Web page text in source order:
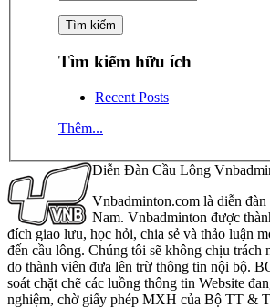
Tìm kiếm hữu ích
Recent Posts
Thêm...
Diễn Đàn Cầu Lông
Vnbadminton.com là diễn
Nam. Vnbadminton được
đích giao lưu, học hỏi, chia sẻ và thảo luận
đến cầu lông. Chúng tôi sẽ không chịu trách
do thành viên đưa lên trừ thông tin nội bộ.
soát chặt chẽ các luồng thông tin Website
nghiệm, chờ giấy phép MXH của Bộ TT &